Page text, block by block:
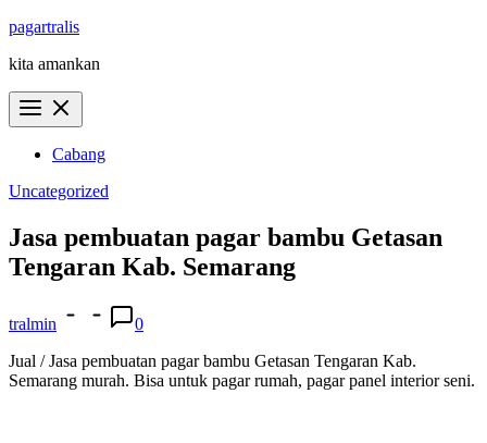
Skip
content
pagartralis
kita amankan
Cabang
Uncategorized
Jasa pembuatan pagar bambu Getasan
Tengaran Kab. Semarang
tralmin
0
Jual / Jasa pembuatan pagar bambu Getasan Tengaran Kab.
Semarang murah. Bisa untuk pagar rumah, pagar panel interior seni.